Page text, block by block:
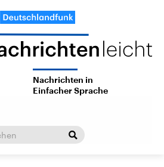
Nachrichten in
Einfacher Sprache